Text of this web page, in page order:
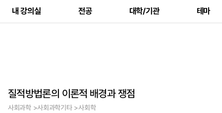
내 강의실 전공 대학/기관 테마
질적방법론의 이론적 배경과 쟁점
사회과학 >사회과학기타 >사회학